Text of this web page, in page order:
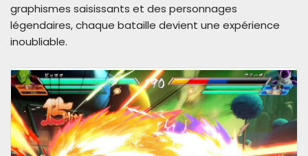
graphismes saisissants et des personnages
légendaires, chaque bataille devient une expérience
inoubliable.